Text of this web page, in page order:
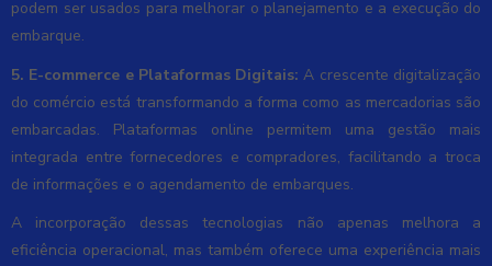
podem ser usados para melhorar o planejamento e a execução do
embarque.
5. E-commerce e Plataformas Digitais: A crescente digitalização
do comércio está transformando a forma como as mercadorias são
embarcadas. Plataformas online permitem uma gestão mais
integrada entre fornecedores e compradores, facilitando a troca
de informações e o agendamento de embarques.
A incorporação dessas tecnologias não apenas melhora a
eficiência operacional, mas também oferece uma experiência mais